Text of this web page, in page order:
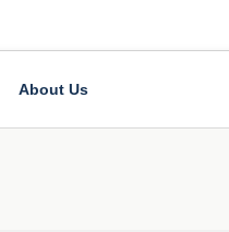
About Us